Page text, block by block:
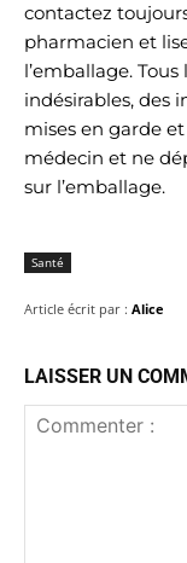
contactez
pharmacien et
l’emballage.
indésirables, des
mises en garde
médecin et ne
sur l’emballage.
Santé
Article écrit par : Alice
LAISSER UN